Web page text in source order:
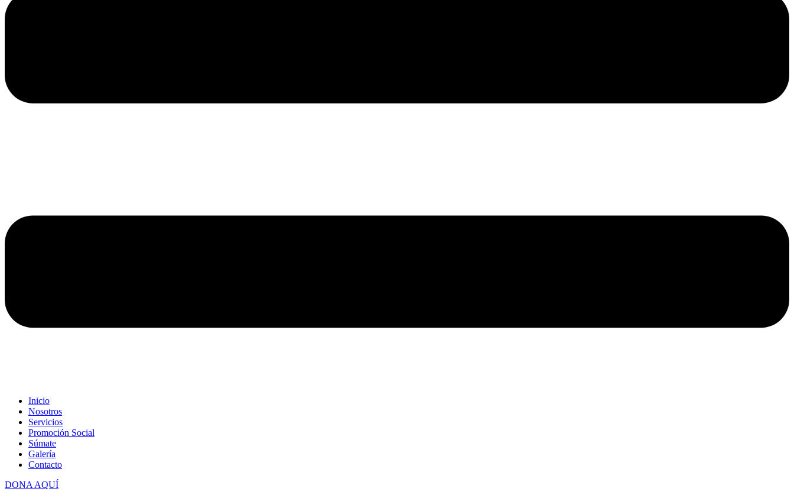
Inicio
Nosotros
Servicios
Promoción Social
Súmate
Galería
Contacto
DONA AQUÍ